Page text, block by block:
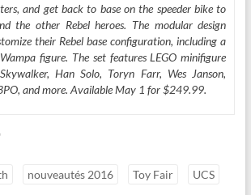
and get back to base on the speeder bike to
the other Rebel heroes. The modular design
their Rebel base configuration, including a
figure. The set features LEGO minifigure
Han Solo, Toryn Farr, Wes Janson,
and more. Available May 1 for $249.99.
nouveautés 2016 Toy Fair UCS